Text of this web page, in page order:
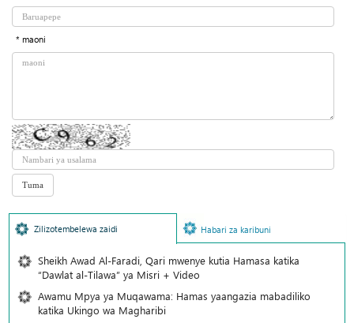
* maoni
Zilizotembelewa zaidi Habari za karibuni
Sheikh Awad Al-Faradi, Qari mwenye kutia Hamasa katika
“Dawlat al-Tilawa” ya Misri + Video
Awamu Mpya ya Muqawama: Hamas yaangazia mabadiliko
katika Ukingo wa Magharibi